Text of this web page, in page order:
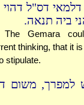
דס"ל
ביה תנאה.
The Gemara
thinking, that it
stipulate.
למפרך, משום